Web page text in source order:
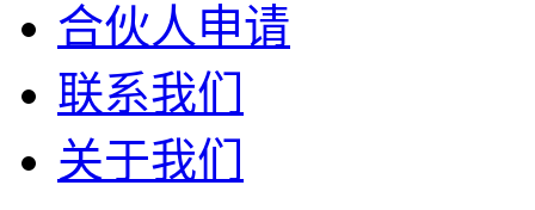
合伙人申请
联系我们
关于我们